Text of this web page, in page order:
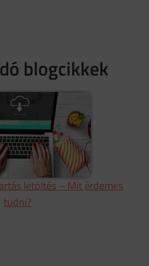
blogcikkek
letöltés – Mit érdemes
tudni?